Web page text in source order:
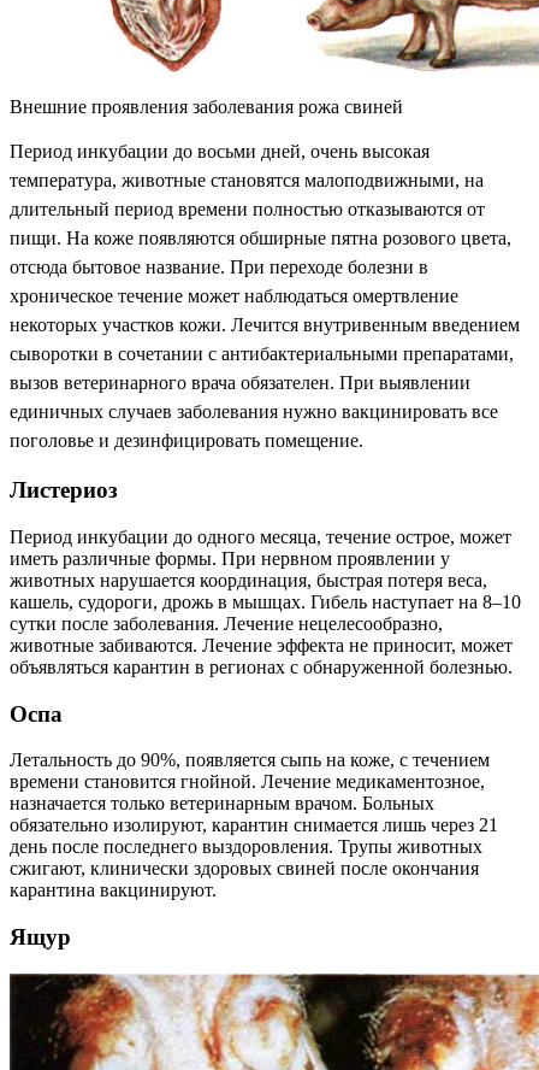
Внешние проявления заболевания рожа свиней
Период инкубации до восьми дней, очень высокая
температура, животные становятся малоподвижными, на
длительный период времени полностью отказываются от
пищи. На коже появляются обширные пятна розового цвета,
отсюда бытовое название. При переходе болезни в
хроническое течение может наблюдаться омертвление
некоторых участков кожи. Лечится внутривенным введением
сыворотки в сочетании с антибактериальными препаратами,
вызов ветеринарного врача обязателен. При выявлении
единичных случаев заболевания нужно вакцинировать все
поголовье и дезинфицировать помещение.
Листериоз
Период инкубации до одного месяца, течение острое, может
иметь различные формы. При нервном проявлении у
животных нарушается координация, быстрая потеря веса,
кашель, судороги, дрожь в мышцах. Гибель наступает на 8–10
сутки после заболевания. Лечение нецелесообразно,
животные забиваются. Лечение эффекта не приносит, может
объявляться карантин в регионах с обнаруженной болезнью.
Оспа
Летальность до 90%, появляется сыпь на коже, с течением
времени становится гнойной. Лечение медикаментозное,
назначается только ветеринарным врачом. Больных
обязательно изолируют, карантин снимается лишь через 21
день после последнего выздоровления. Трупы животных
сжигают, клинически здоровых свиней после окончания
карантина вакцинируют.
Ящур